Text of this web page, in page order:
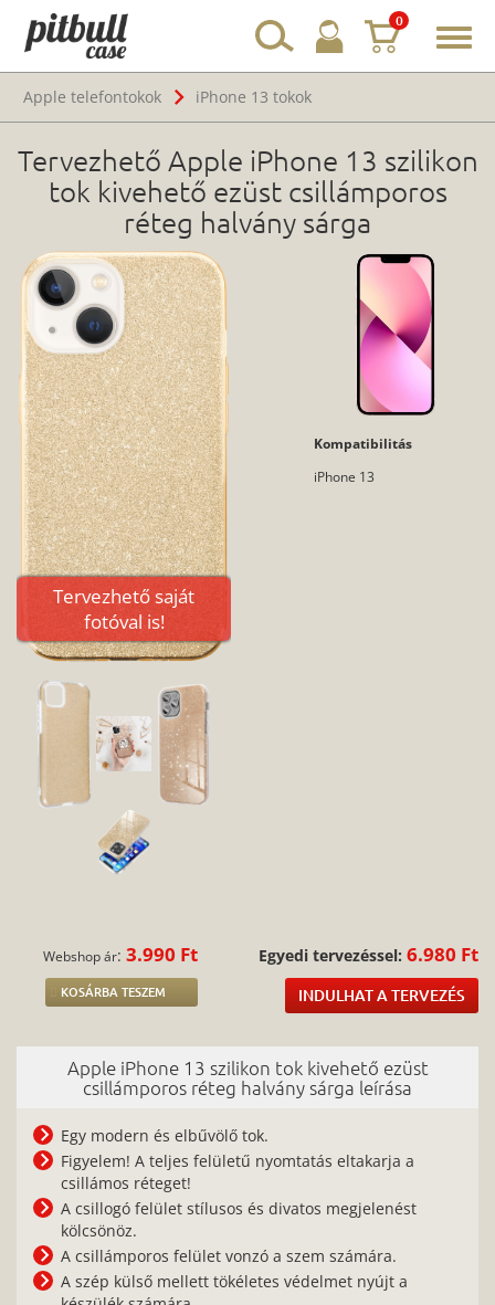
0
Apple telefontokok
iPhone 13 tokok
Tervezhető Apple iPhone 13 szilikon
tok kivehető ezüst csillámporos
réteg halvány sárga
Tervezhető saját
fotóval is!
Kompatibilitás
iPhone 13
Webshop ár:3.990 Ft
KOSÁRBA TESZEM
Egyedi tervezéssel: 6.980 Ft
INDULHAT A TERVEZÉS
Apple iPhone 13 szilikon tok kivehető ezüst
csillámporos réteg halvány sárga leírása
Egy modern és elbűvölő tok.
Figyelem! A teljes felületű nyomtatás eltakarja a
csillámos réteget!
A csillogó felület stílusos és divatos megjelenést
kölcsönöz.
A csillámporos felület vonzó a szem számára.
A szép külső mellett tökéletes védelmet nyújt a